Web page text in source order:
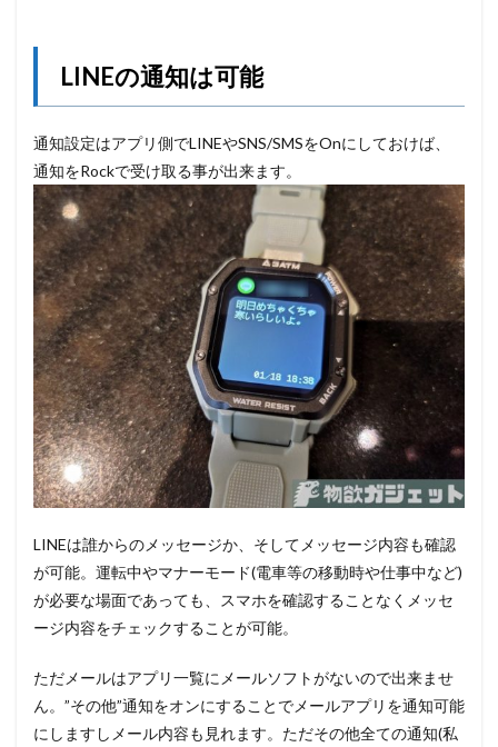
LINEの通知は可能
通知設定はアプリ側でLINEやSNS/SMSをOnにしておけば、
通知をRockで受け取る事が出来ます。
LINEは誰からのメッセージか、そしてメッセージ内容も確認
が可能。運転中やマナーモード(電車等の移動時や仕事中など)
が必要な場面であっても、スマホを確認することなくメッセ
ージ内容をチェックすることが可能。
ただメールはアプリ一覧にメールソフトがないので出来ませ
ん。”その他”通知をオンにすることでメールアプリを通知可能
にしますしメール内容も見れます。ただその他全ての通知(私